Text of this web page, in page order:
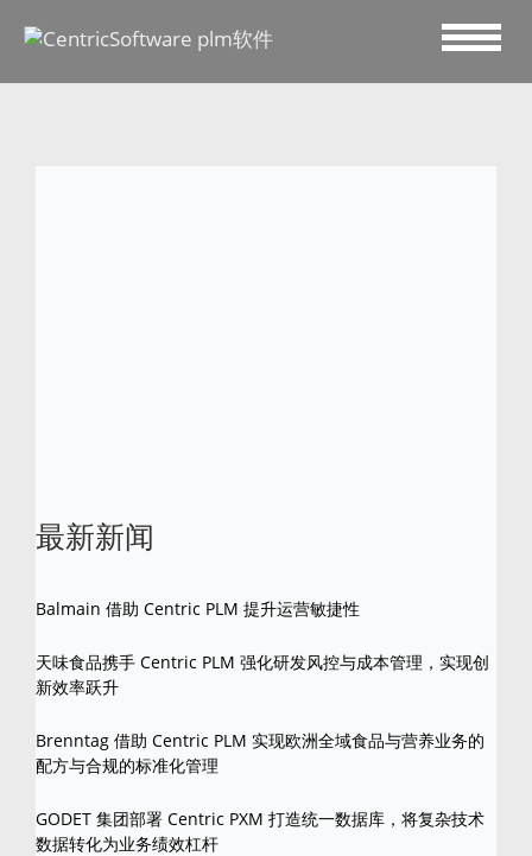
最新新闻
Balmain 借助 Centric PLM 提升运营敏捷性
天味食品携手 Centric PLM 强化研发风控与成本管理，实现创
新效率跃升
Brenntag 借助 Centric PLM 实现欧洲全域食品与营养业务的
配方与合规的标准化管理
GODET 集团部署 Centric PXM 打造统一数据库，将复杂技术
数据转化为业务绩效杠杆